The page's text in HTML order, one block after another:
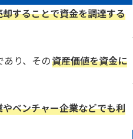
することで資金を調達する
あり、その資産価値を資金に
ベンチャー企業などでも利